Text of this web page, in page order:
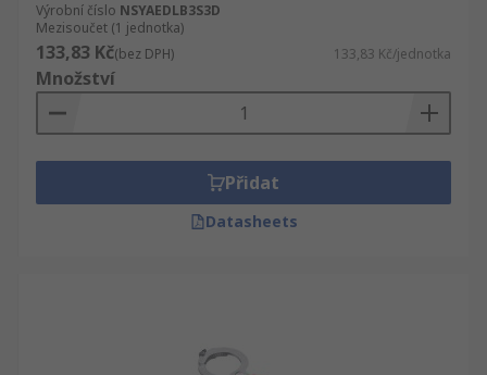
Výrobní číslo NSYAEDLB3S3D
Mezisoučet (1 jednotka)
133,83 Kč(bez DPH) 133,83 Kč/jednotka
Množství
Přidat
Datasheets